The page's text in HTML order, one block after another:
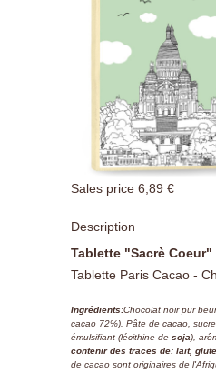
Sales price 6,89 €
Description
Tablette "Sacrè Coeur"
Tablette Paris Cacao -
Ingrédients:Chocolat noir pur
cacao 72%). Pâte de cacao,
émulsifiant (lécithine de soja),
contenir des traces de: lait,
de cacao sont originaires de